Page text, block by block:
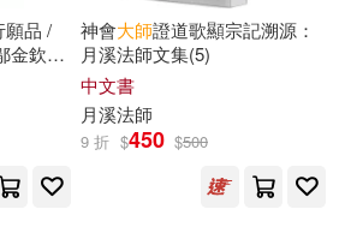
愛德溫．勒斐佛(2)
戴鎂珍(2)
拉喇．索朗曲珠(2)
願品 /
金欽列
神會大師證道歌顯宗記溯源：
月溪法師文集(5)
中文書
月溪法師
9 折 $450 $500